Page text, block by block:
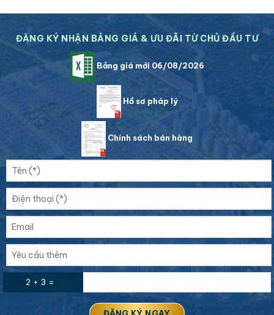
ĐĂNG KÝ NHẬN BẢNG GIÁ & ƯU ĐÃI TỪ CHỦ ĐẦU TƯ
Bảng giá mới 06/08/2026
Hồ sơ pháp lý
Chính sách bán hàng
2 + 3 =